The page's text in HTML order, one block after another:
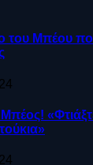
του Μπέου